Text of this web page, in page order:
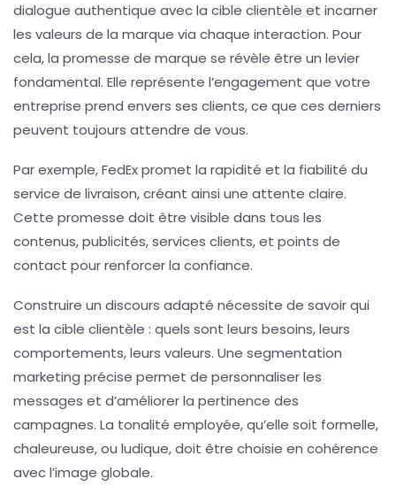
dialogue authentique avec la cible clientèle et incarner
les valeurs de la marque via chaque interaction. Pour
cela, la promesse de marque se révèle être un levier
fondamental. Elle représente l’engagement que votre
entreprise prend envers ses clients, ce que ces derniers
peuvent toujours attendre de vous.
Par exemple, FedEx promet la rapidité et la fiabilité du
service de livraison, créant ainsi une attente claire.
Cette promesse doit être visible dans tous les
contenus, publicités, services clients, et points de
contact pour renforcer la confiance.
Construire un discours adapté nécessite de savoir qui
est la cible clientèle : quels sont leurs besoins, leurs
comportements, leurs valeurs. Une segmentation
marketing précise permet de personnaliser les
messages et d’améliorer la pertinence des
campagnes. La tonalité employée, qu’elle soit formelle,
chaleureuse, ou ludique, doit être choisie en cohérence
avec l’image globale.